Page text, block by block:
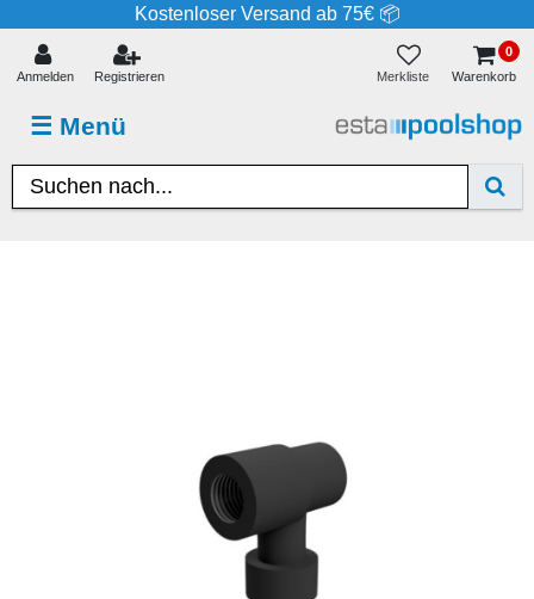
Kostenloser Versand ab 75€ 📦
☰ Menü
Anmelden Registrieren Merkliste
0
Warenkorb